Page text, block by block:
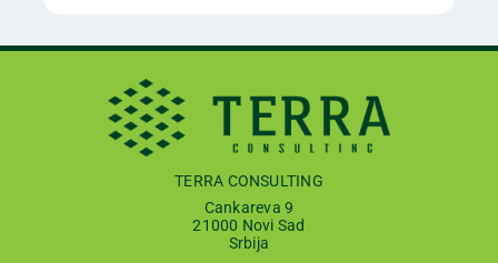
TERRA CONSULTING
Cankareva 9
21000 Novi Sad
Srbija